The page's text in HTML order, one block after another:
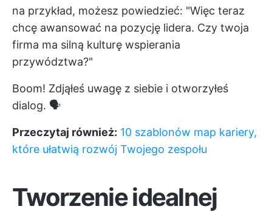
na przykład, możesz powiedzieć: "Więc teraz
chcę awansować na pozycję lidera. Czy twoja
firma ma silną kulturę wspierania
przywództwa?"
Boom! Zdjąłeś uwagę z siebie i otworzyłeś
dialog. 🗣️
Przeczytaj również: 10 szablonów map kariery,
które ułatwią rozwój Twojego zespołu
Tworzenie idealnej